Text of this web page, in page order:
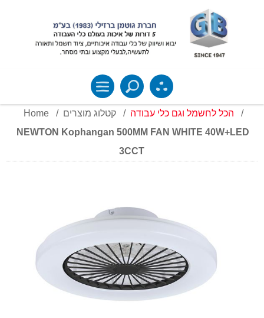
Home / קטלוג מוצרים / הכל לחשמל וגם כלי עבודה
/
NEWTON Kophangan 500MM FAN WHITE 40W+LED
3CCT